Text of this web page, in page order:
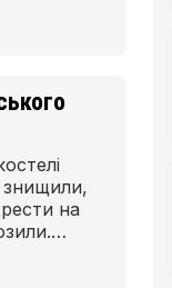
знищили,
на